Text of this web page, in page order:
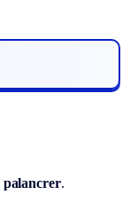
palancrer.